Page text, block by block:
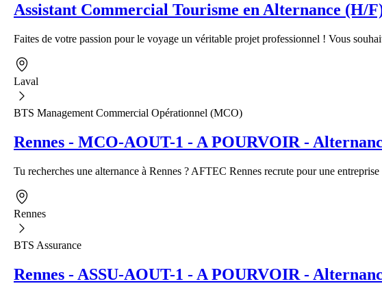
Assistant Commercial Tourisme en Alternance (H/
Faites de votre passion pour le voyage un véritable projet professionnel ! Vous
Laval
BTS Management Commercial Opérationnel (MCO)
Rennes - MCO-AOUT-1 - A POURVOIR -
Tu recherches une alternance à Rennes ? AFTEC Rennes recrute pour une entreprise
Rennes
BTS Assurance
Rennes - ASSU-AOUT-1 - A POURVOIR -